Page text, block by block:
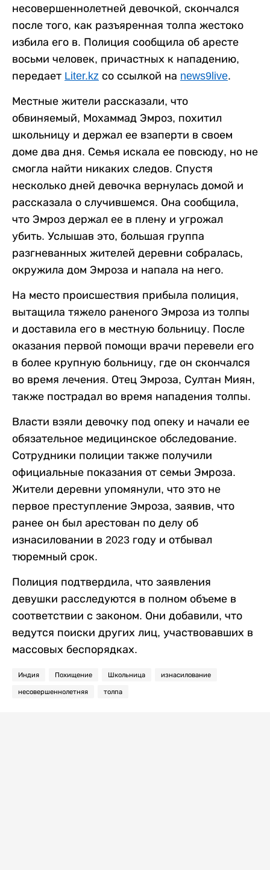
несовершеннолетней девочкой, скончался
после того, как разъяренная толпа жестоко
избила его в. Полиция сообщила об аресте
восьми человек, причастных к нападению,
передает Liter.kz со ссылкой на news9live.
Местные жители рассказали, что
обвиняемый, Мохаммад Эмроз, похитил
школьницу и держал ее взаперти в своем
доме два дня. Семья искала ее повсюду, но не
смогла найти никаких следов. Спустя
несколько дней девочка вернулась домой и
рассказала о случившемся. Она сообщила,
что Эмроз держал ее в плену и угрожал
убить. Услышав это, большая группа
разгневанных жителей деревни собралась,
окружила дом Эмроза и напала на него.
На место происшествия прибыла полиция,
вытащила тяжело раненого Эмроза из толпы
и доставила его в местную больницу. После
оказания первой помощи врачи перевели его
в более крупную больницу, где он скончался
во время лечения. Отец Эмроза, Султан Миян,
также пострадал во время нападения толпы.
Власти взяли девочку под опеку и начали ее
обязательное медицинское обследование.
Сотрудники полиции также получили
официальные показания от семьи Эмроза.
Жители деревни упомянули, что это не
первое преступление Эмроза, заявив, что
ранее он был арестован по делу об
изнасиловании в 2023 году и отбывал
тюремный срок.
Полиция подтвердила, что заявления
девушки расследуются в полном объеме в
соответствии с законом. Они добавили, что
ведутся поиски других лиц, участвовавших в
массовых беспорядках.
Индия Похищение Школьница изнасилование
несовершеннолетняя толпа